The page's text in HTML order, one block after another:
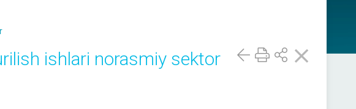
ishlari norasmiy sektor